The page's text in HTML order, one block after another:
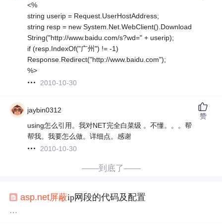
<%
string userip = Request.UserHostAddress;
string resp = new System.Net.WebClient().Download
String("http://www.baidu.com/s?wd=" + userip);
if (resp.IndexOf("广州") != -1)
Response.Redirect("http://www.baidu.com");
%>
2010-10-30
jaybin0312
using怎么引用。我对NET完全白菜级 。不懂。。。帮
帮我。我要怎么做。详细点。感谢
2010-10-30
赞
——到底了——
asp.net屏蔽ip网段的代码及配置